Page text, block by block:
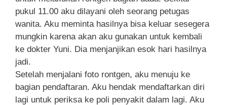
pukul 11.00 aku dilayani oleh seorang petugas
wanita. Aku meminta hasilnya bisa keluar sesegera
mungkin karena akan aku gunakan untuk kembali
ke dokter Yuni. Dia menjanjikan esok hari hasilnya
jadi.
Setelah menjalani foto rontgen, aku menuju ke
bagian pendaftaran. Aku hendak mendaftarkan diri
lagi untuk periksa ke poli penyakit dalam lagi. Aku